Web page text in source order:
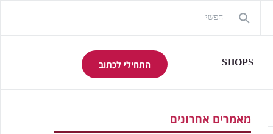
התחילי לכתוב SHOPS
מאמרים אחרונים